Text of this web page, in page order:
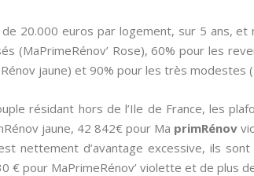
20.000 euros par logement, sur 5 ans,
(MaPrimeRénov’ Rose), 60% pour les
jaune) et 90% pour les très modestes
résidant hors de l’Ile de France, les
jaune, 42 842€ pour Ma primRénov
nettement d’avantage excessive, ils
€ pour MaPrimeRénov’ violette et de plus